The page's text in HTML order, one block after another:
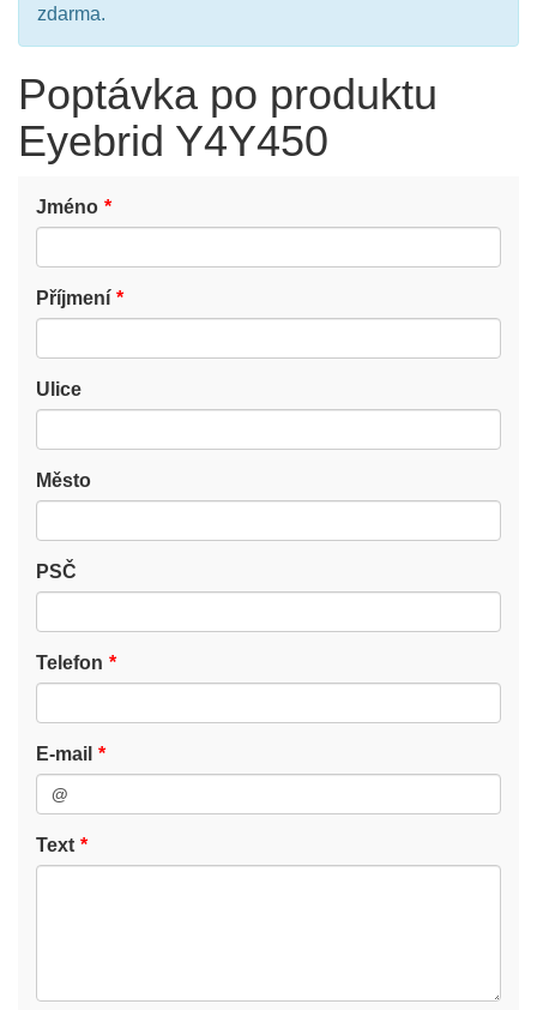
zdarma.
Poptávka po produktu
Eyebrid Y4Y450
Jméno
Příjmení
Ulice
Město
PSČ
Telefon
E-mail
Text